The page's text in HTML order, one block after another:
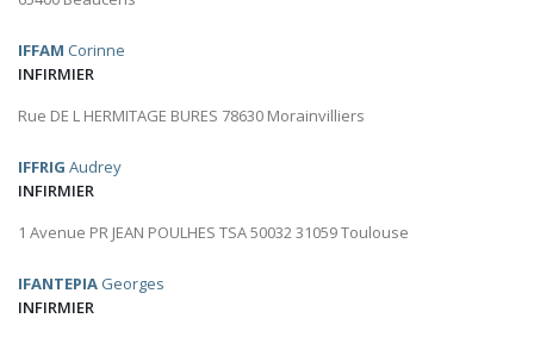
IFFAM Corinne
INFIRMIER
Rue DE L HERMITAGE BURES 78630 Morainvilliers
IFFRIG Audrey
INFIRMIER
1 Avenue PR JEAN POULHES TSA 50032 31059 Toulouse
IFANTEPIA Georges
INFIRMIER